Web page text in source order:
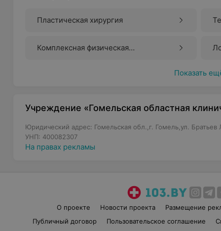
Пластическая хирургия
Комплексная физическая
Показать
Учреждение «Гомельская областная
Юридический адрес: Гомельская обл.,г. Гомель,ул. Братьев
УНП: 400082307
На правах рекламы
О проекте Новости проекта Размещение
Публичный договор
Пользовательское соглашение